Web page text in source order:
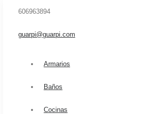
606963894
guarpi@guarpi.com
Armarios
Baños
Cocinas